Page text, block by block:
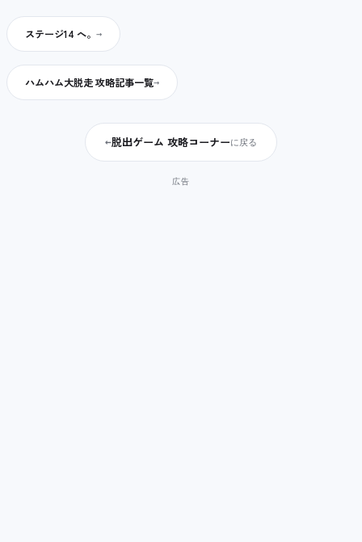
ステージ14 へ。
ハムハム大脱走 攻略記事一覧
←脱出ゲーム 攻略コーナーに戻る